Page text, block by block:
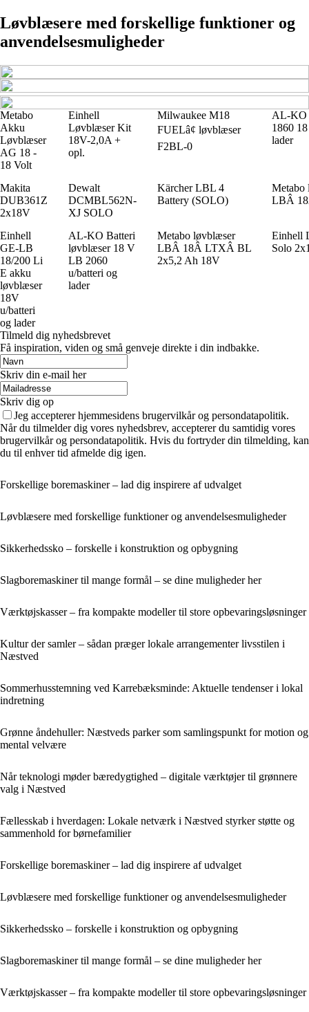
Løvblæsere med forskellige funktioner og
anvendelsesmuligheder
Metabo
Akku
Løvblæser
AG 18 -
18 Volt
Einhell
Løvblæser Kit
18V-2,0A +
opl.
Milwaukee M18
FUELâ¢ løvblæser
F2BL-0
AL-KO
1860
lader
Makita
DUB361Z
2x18V
Dewalt
DCMBL562N-
XJ SOLO
Kärcher LBL 4
Battery (SOLO)
Metabo
LBÂ
Einhell
GE-LB
18/200 Li
E akku
løvblæser
18V
u/batteri
og lader
AL-KO Batteri
løvblæser 18 V
LB 2060
u/batteri og
lader
Metabo løvblæser
LBÂ 18Â LTXÂ BL
2x5,2 Ah 18V
Einhell
Solo
Tilmeld dig nyhedsbrevet
Få inspiration, viden og små genveje direkte i din indbakke.
Skriv din e-mail her
Skriv dig op
Jeg accepterer hjemmesidens brugervilkår og persondatapolitik.
Når du tilmelder dig vores nyhedsbrev, accepterer du samtidig vores
brugervilkår og persondatapolitik. Hvis du fortryder din tilmelding, kan
du til enhver tid afmelde dig igen.
Forskellige boremaskiner – lad dig inspirere af udvalget
Løvblæsere med forskellige funktioner og anvendelsesmuligheder
Sikkerhedssko – forskelle i konstruktion og opbygning
Slagboremaskiner til mange formål – se dine muligheder her
Værktøjskasser – fra kompakte modeller til store opbevaringsløsninger
Kultur der samler – sådan præger lokale arrangementer livsstilen i
Næstved
Sommerhusstemning ved Karrebæksminde: Aktuelle tendenser i lokal
indretning
Grønne åndehuller: Næstveds parker som samlingspunkt for motion og
mental velvære
Når teknologi møder bæredygtighed – digitale værktøjer til grønnere
valg i Næstved
Fællesskab i hverdagen: Lokale netværk i Næstved styrker støtte og
sammenhold for børnefamilier
Forskellige boremaskiner – lad dig inspirere af udvalget
Løvblæsere med forskellige funktioner og anvendelsesmuligheder
Sikkerhedssko – forskelle i konstruktion og opbygning
Slagboremaskiner til mange formål – se dine muligheder her
Værktøjskasser – fra kompakte modeller til store opbevaringsløsninger